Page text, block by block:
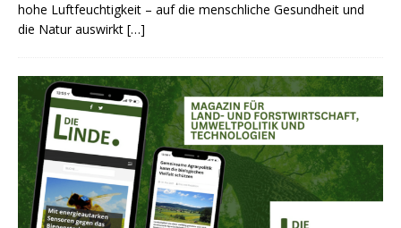
hohe Luftfeuchtigkeit – auf die menschliche Gesundheit und
die Natur auswirkt […]